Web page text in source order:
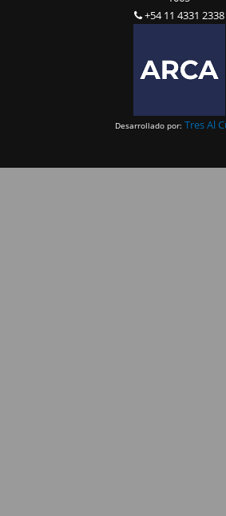
+54 11 4331 2338
Desarrollado por: Tres Al